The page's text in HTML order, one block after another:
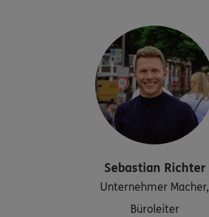
Sebastian Richter
Unternehmer Macher,
Büroleiter